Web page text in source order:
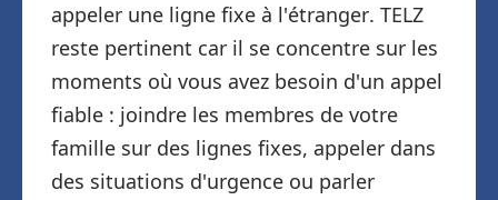
appeler une ligne fixe à l'étranger. TELZ
reste pertinent car il se concentre sur les
moments où vous avez besoin d'un appel
fiable : joindre les membres de votre
famille sur des lignes fixes, appeler dans
des situations d'urgence ou parler